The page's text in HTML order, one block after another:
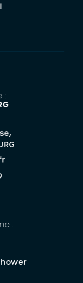
:
: